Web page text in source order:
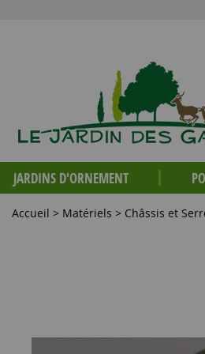
JARDINS D'ORNEMENT
Accueil > Matériels > Châssis et